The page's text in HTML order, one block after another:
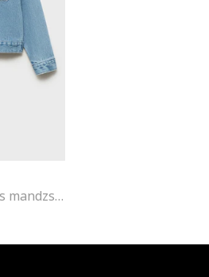
Farmerdzseki gombos mandzsettákkal